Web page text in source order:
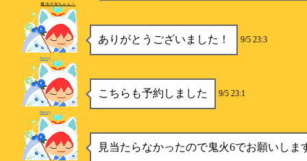
魔法少女ちゃん！
ありがとうございました！ 9/5 23:3
Soney
こちらも予約しました 9/5 23:1
Soney
見当たらなかったので鬼火6でお願いしま